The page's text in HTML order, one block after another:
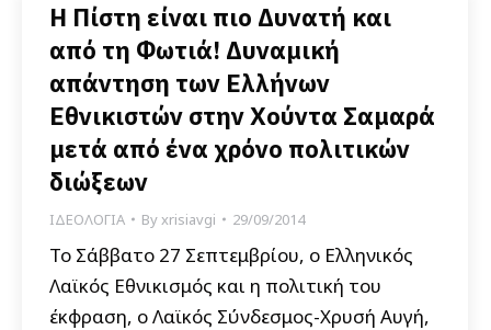
Η Πίστη είναι πιο Δυνατή και
από τη Φωτιά! Δυναμική
απάντηση των Ελλήνων
Εθνικιστών στην Χούντα Σαμαρά
μετά από ένα χρόνο πολιτικών
διώξεων
ΙΔΕΟΛΟΓΙΑ Byxrisiavgi 29/09/2014
Το Σάββατο 27 Σεπτεμβρίου, ο Ελληνικός
Λαϊκός Εθνικισμός και η πολιτική του
έκφραση, ο Λαϊκός Σύνδεσμος-Χρυσή Αυγή,